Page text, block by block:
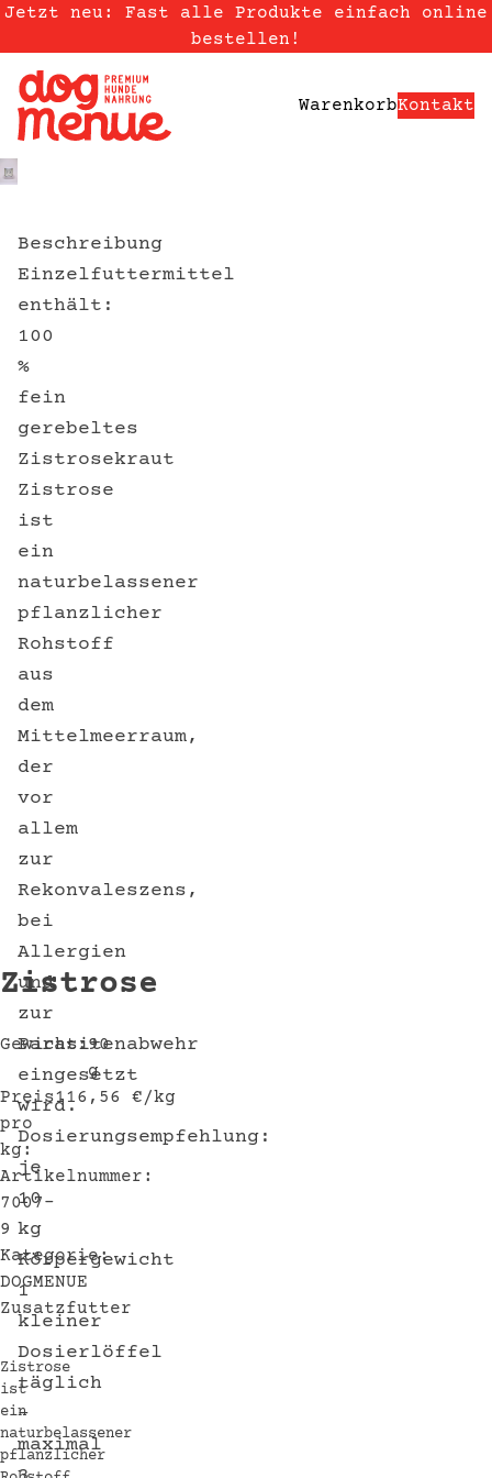
Skip to content
Jetzt neu: Fast alle Produkte einfach online
bestellen!
WarenkorbKontakt
Zistrose
Gewicht:90
g
Preis
pro
kg:
116,56 €/kg
Artikelnummer:
7007-
9
Kategorie:
DOGMENUE
Zusatzfutter
Zistrose
ist
ein
naturbelassener
pflanzlicher
Beschreibung
Einzelfuttermittel
enthält:
100
%
fein
gerebeltes
Zistrosekraut
Zistrose
ist
ein
naturbelassener
pflanzlicher
Rohstoff
aus
dem
Mittelmeerraum,
der
vor
allem
zur
Rekonvaleszens,
bei
Allergien
und
zur
Parasitenabwehr
eingesetzt
wird.
Dosierungsempfehlung:
je
10
kg
Körpergewicht
1
kleiner
Dosierlöffel
täglich
–
maximal